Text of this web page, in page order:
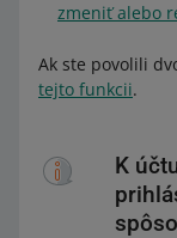
zmeniť alebo
Ak ste povolili
tejto funkcii.
K